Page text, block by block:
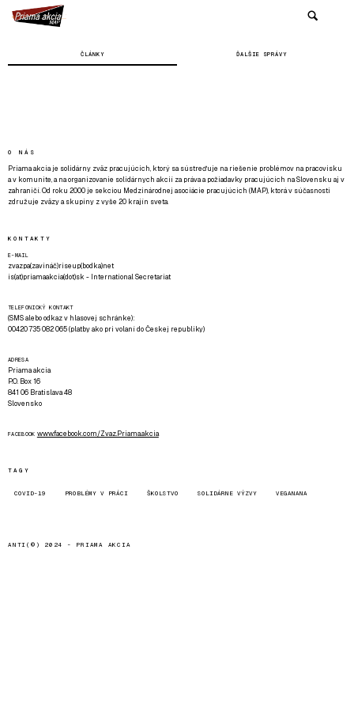
ČLÁNKY ĎALŠIE SPRÁVY
O NÁS
Priama akcia je solidárny zväz pracujúcich, ktorý sa sústreďuje na riešenie problémov na pracovisku
a v komunite, a na organizovanie solidárnych akcií za práva a požiadavky pracujúcich na Slovensku aj v
zahraničí. Od roku 2000 je sekciou Medzinárodnej asociácie pracujúcich (MAP), ktorá v súčasnosti
združuje zväzy a skupiny z vyše 20 krajín sveta.
KONTAKTY
E-MAIL
zvazpa(zavináč)riseup(bodka)net
is(at)priamaakcia(dot)sk - International Secretariat
TELEFONICKÝ KONTAKT
(SMS alebo odkaz v hlasovej schránke):
00420 735 082 065 (platby ako pri volaní do Českej republiky)
ADRESA
Priama akcia
P.O. Box 16
841 06 Bratislava 48
Slovensko
FACEBOOK www.facebook.com/Zvaz.Priama.akcia
TAGY
COVID-19 PROBLÉMY V PRÁCI ŠKOLSTVO SOLIDÁRNE VÝZVY VEGANANA
ANTI(©) 2024 - PRIAMA AKCIA